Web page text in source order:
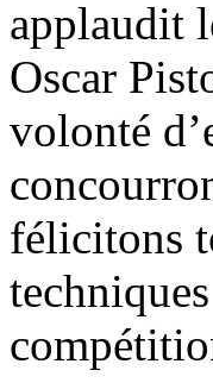
applaudit
Oscar
volonté
félicitons